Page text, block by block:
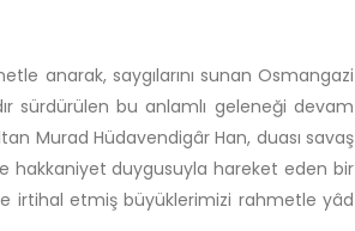
anarak, saygılarını sunan Osmangazi
sürdürülen bu anlamlı geleneği devam
Murad Hüdavendigâr Han, duası savaş
hakkaniyet duygusuyla hareket eden bir
irtihal etmiş büyüklerimizi rahmetle yâd